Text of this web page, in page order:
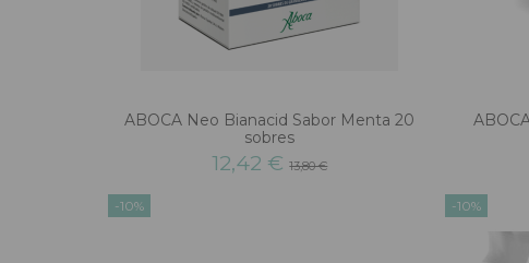
ABOCA Neo Bianacid Sabor Menta 20
sobres
12,42 €13,80 €
-10% -10%